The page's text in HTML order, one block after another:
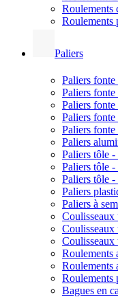
Roulements
Roulements
Paliers
Paliers
Paliers
Paliers
Paliers
Paliers
Paliers
Paliers tôle
Paliers tôle
Paliers tôle
Paliers
Paliers à
Coulisseaux
Coulisseaux
Coulisseaux
Roulements
Roulements
Roulements
Bagues en